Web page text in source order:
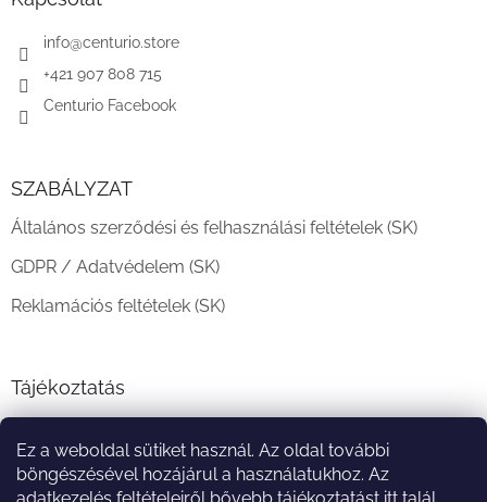
Ez a weboldal sütiket használ. Az oldal további
böngészésével hozájárul a használatukhoz. Az
info@centurio.store
+421 907 808 715
Centurio Facebook
SZABÁLYZAT
Általános szerződési és felhasználási feltételek (SK)
GDPR / Adatvédelem (SK)
Reklamációs feltételek (SK)
Tájékoztatás
A vásárlás menete